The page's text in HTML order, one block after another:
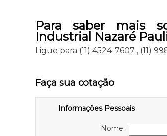
Para saber mais
Industrial Nazaré
Ligue para (11) 4524-7607 , (11)
Faça sua cotação
Informações Pessoais
Nome: